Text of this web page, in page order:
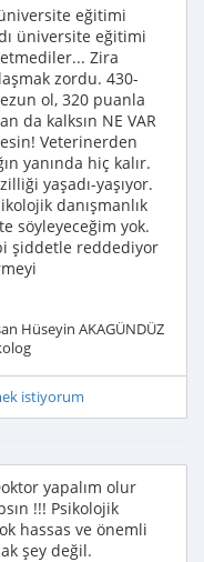
eğitimi
üniversite eğitimi
Zira
zordu. 430-
ol, 320 puanla
da kalksın NE VAR
Veterinerden
yanında hiç kalır.
yaşadı-yaşıyor.
danışmanlık
söyleyeceğim yok.
şiddetle reddediyor
Hüseyin AKAGÜNDÜZ
istiyorum
yapalım olur
!!! Psikolojik
hassas ve önemli
şey değil.